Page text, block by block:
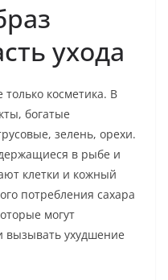
ухода
косметика. В
богатые
зелень, орехи.
в рыбе и
клетки и кожный
потребления сахара
могут
вызывать ухудшение